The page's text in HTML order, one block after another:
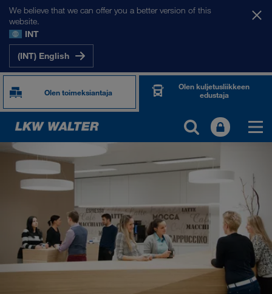
We believe that we can offer you a better version of this
website.
INT
(INT) English
Olen toimeksiantaja
Olen kuljetusliikkeen
edustaja
KUKA OLEMME
Yritystiedot
SHEQ-hallinto
Yhteiskuntavastuu